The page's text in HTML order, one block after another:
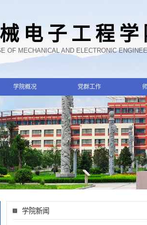
电子工程
OF MECHANICAL AND ELECTRONIC
学院概况 党群工作
学院新闻